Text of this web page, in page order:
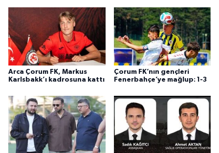
Arca Çorum FK, Markus
Karlsbakk’ı kadrosuna kattı
Çorum FK’nın gençleri
Fenerbahçe’ye mağlup: 1-3